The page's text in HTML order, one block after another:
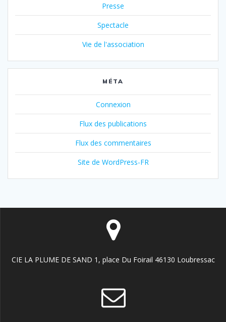
Presse
Spectacle
Vie de l'association
MÉTA
Connexion
Flux des publications
Flux des commentaires
Site de WordPress-FR
CIE LA PLUME DE SAND 1, place Du Foirail 46130 Loubressac